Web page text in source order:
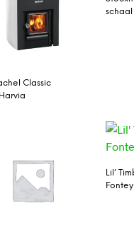
Classic
Lil’